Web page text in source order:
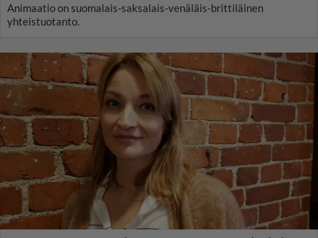
Animaatio on suomalais-saksalais-venäläis-brittiläinen
yhteistuotanto.